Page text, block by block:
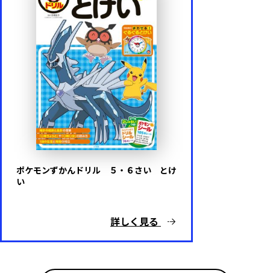
ポケモンずかんドリル ５・６さい とけ
い
詳しく見る